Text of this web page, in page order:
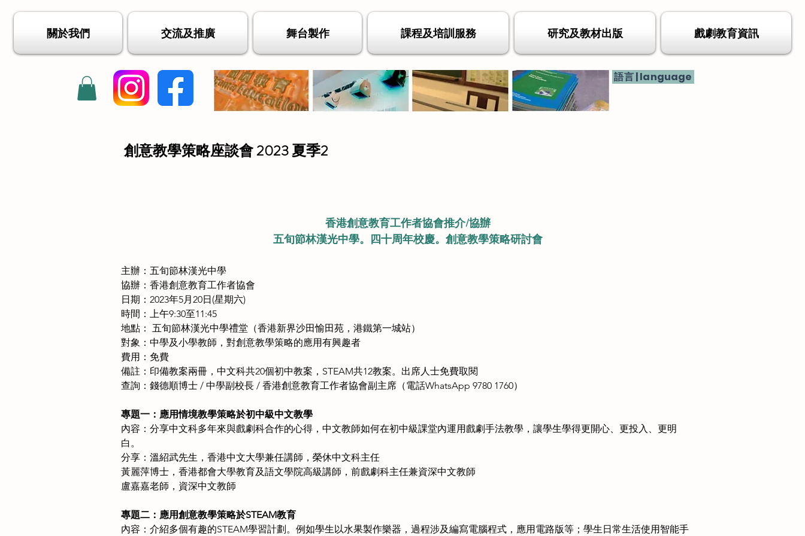
關於我們 交流及推廣 舞台製作 課程及培訓服務 研究及教材出版 戲劇教育資訊
語言 | language
創意教學策略座談會 2023 夏季2
香港創意教育工作者協會推介/協辦
五旬節林漢光中學。四十周年校慶。創意教學策略研討會
主辦：五旬節林漢光中學
協辦：香港創意教育工作者協會
日期：2023年5月20日(星期六)
時間：上午9:30至11:45
地點： 五旬節林漢光中學禮堂（香港新界沙田愉田苑，港鐵第一城站）
對象：中學及小學教師，對創意教學策略的應用有興趣者
費用：免費
備註：印備教案兩冊，中文科共20個初中教案，STEAM共12教案。出席人士免費取閱
查詢：錢德順博士 / 中學副校長 / 香港創意教育工作者協會副主席（電話WhatsApp 9780 1760）
專題一：應用情境教學策略於初中級中文教學
內容：分享中文科多年來與戲劇科合作的心得，中文教師如何在初中級課堂內運用戲劇手法教學，讓學生學得更開心、更投入、更明
白。
分享：溫紹武先生，香港中文大學兼任講師，榮休中文科主任
黃麗萍博士，香港都會大學教育及語文學院高級講師，前戲劇科主任兼資深中文教師
盧嘉嘉老師，資深中文教師
專題二：應用創意教學策略於STEAM教育
內容：介紹多個有趣的STEAM學習計劃。例如學生以水果製作樂器，過程涉及編寫電腦程式，應用電路版等；學生日常生活使用智能手